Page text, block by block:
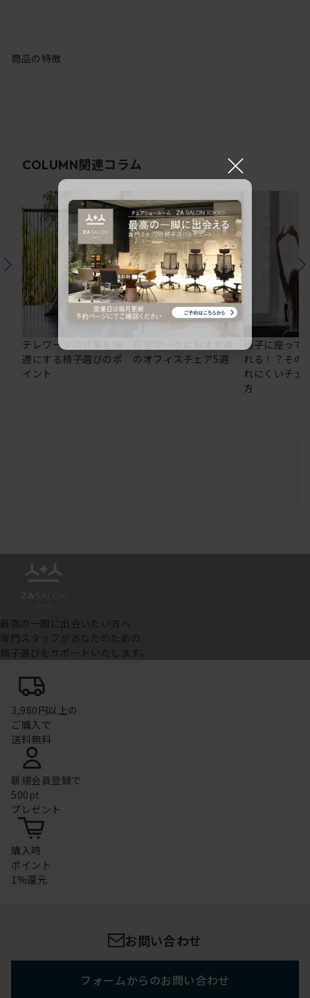
商品の特徴
COLUMN関連コラム
テレワークの仕事を快
適にする椅子選びのポ
イント
のオフィスチェア5選
椅子に座って
れる！？その
れにくいチェ
方
最高の一脚に出会いたい方へ
専門スタッフがあなたのための
椅子選びをサポートいたします。
3,980円以上の
ご購入で
送料無料
新規会員登録で
500pt
プレゼント
購入時
ポイント
1%還元
お問い合わせ
フォームからのお問い合わせ
×